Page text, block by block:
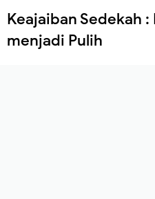
Keajaiban Sedekah
menjadi Pulih